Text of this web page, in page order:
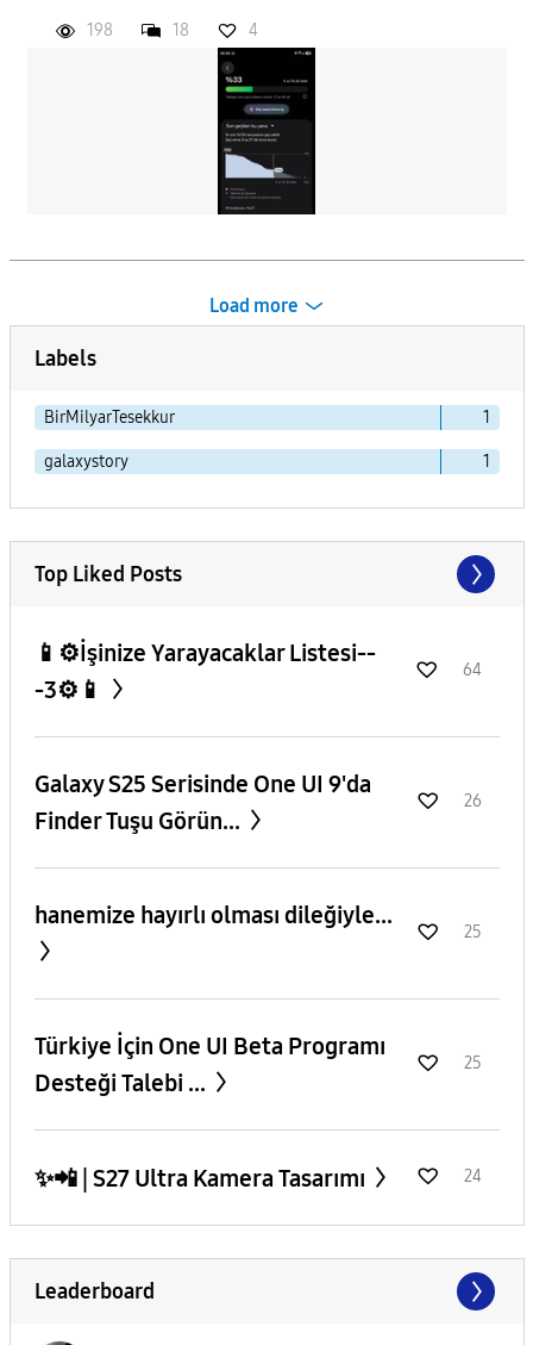
198 18 4
Load more
Labels
BirMilyarTesekkur 1
galaxystory 1
Top Liked Posts
📱⚙️İşinize Yarayacaklar Listesi--
-3⚙️📱
64
Galaxy S25 Serisinde One UI 9'da
Finder Tuşu Görün...
26
hanemize hayırlı olması dileğiyle...
25
​Türkiye İçin One UI Beta Programı
Desteği Talebi ...
25
✨️📲 | S27 Ultra Kamera Tasarımı 24
Leaderboard